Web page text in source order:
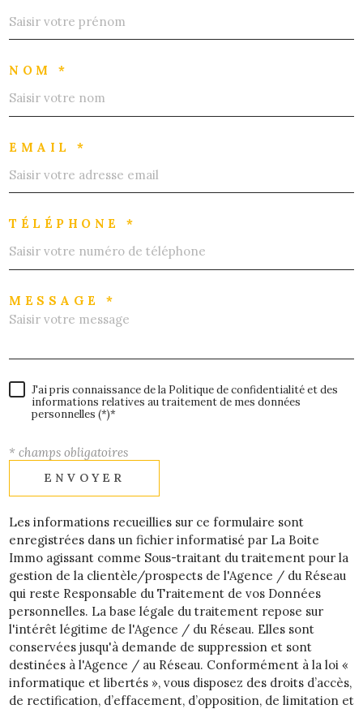
NOM *
EMAIL *
TÉLÉPHONE *
MESSAGE *
J'ai pris connaissance de la Politique de confidentialité et des
informations relatives au traitement de mes données
personnelles (*)*
* champs obligatoires
ENVOYER
Les informations recueillies sur ce formulaire sont
enregistrées dans un fichier informatisé par La Boite
Immo agissant comme Sous-traitant du traitement pour la
gestion de la clientèle/prospects de l'Agence / du Réseau
qui reste Responsable du Traitement de vos Données
personnelles. La base légale du traitement repose sur
l'intérêt légitime de l'Agence / du Réseau. Elles sont
conservées jusqu'à demande de suppression et sont
destinées à l'Agence / au Réseau. Conformément à la loi «
informatique et libertés », vous disposez des droits d’accès,
de rectification, d’effacement, d’opposition, de limitation et